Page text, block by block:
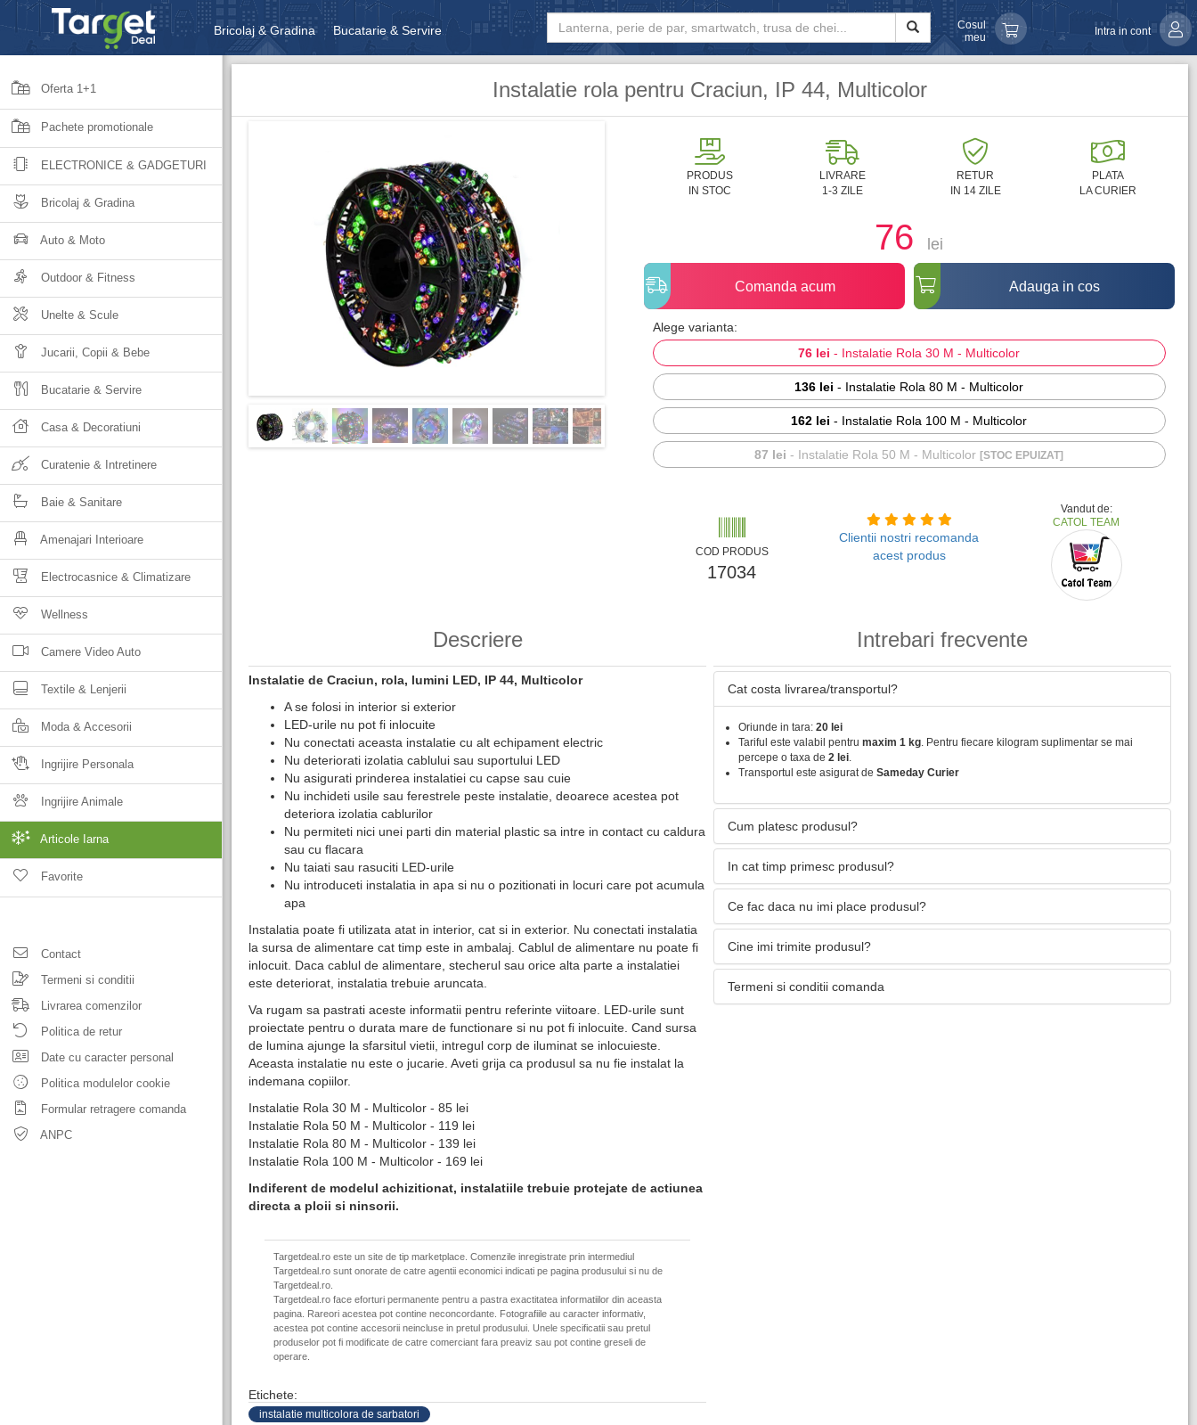
Bricolaj & Gradina Bucatarie & Servire
Unelte & Scule Jucarii, Copii & Bebe
Cosul
meu
Intra in cont
Oferta 1+1
Pachete promotionale
ELECTRONICE & GADGETURI
Bricolaj & Gradina
Auto & Moto
Outdoor & Fitness
Unelte & Scule
Jucarii, Copii & Bebe
Bucatarie & Servire
Casa & Decoratiuni
Curatenie & Intretinere
Baie & Sanitare
Amenajari Interioare
Electrocasnice & Climatizare
Wellness
Camere Video Auto
Textile & Lenjerii
Moda & Accesorii
Ingrijire Personala
Ingrijire Animale
Articole Iarna
Favorite
Contact
Termeni si conditii
Livrarea comenzilor
Politica de retur
Date cu caracter personal
Politica modulelor cookie
Formular retragere comanda
ANPC
Instalatie rola pentru Craciun, IP 44, Multicolor
PRODUS
IN STOC
LIVRARE
1-3 ZILE
RETUR
IN 14 ZILE
PLATA
LA CURIER
76 lei
Comanda acum Adauga in cos
Alege varianta:
76 lei - Instalatie Rola 30 M - Multicolor
136 lei - Instalatie Rola 80 M - Multicolor
162 lei - Instalatie Rola 100 M - Multicolor
87 lei - Instalatie Rola 50 M - Multicolor [STOC EPUIZAT]
COD PRODUS
17034
Clientii nostri recomanda
acest produs
Vandut de:
CATOL TEAM
Descriere
Instalatie de Craciun, rola, lumini LED, IP 44, Multicolor
A se folosi in interior si exterior
LED-urile nu pot fi inlocuite
Nu conectati aceasta instalatie cu alt echipament electric
Nu deteriorati izolatia cablului sau suportului LED
Nu asigurati prinderea instalatiei cu capse sau cuie
Nu inchideti usile sau ferestrele peste instalatie, deoarece acestea pot
deteriora izolatia cablurilor
Nu permiteti nici unei parti din material plastic sa intre in contact cu caldura
sau cu flacara
Nu taiati sau rasuciti LED-urile
Nu introduceti instalatia in apa si nu o pozitionati in locuri care pot acumula
apa
Instalatia poate fi utilizata atat in interior, cat si in exterior. Nu conectati instalatia
la sursa de alimentare cat timp este in ambalaj. Cablul de alimentare nu poate fi
inlocuit. Daca cablul de alimentare, stecherul sau orice alta parte a instalatiei
este deteriorat, instalatia trebuie aruncata.
Va rugam sa pastrati aceste informatii pentru referinte viitoare. LED-urile sunt
proiectate pentru o durata mare de functionare si nu pot fi inlocuite. Cand sursa
de lumina ajunge la sfarsitul vietii, intregul corp de iluminat se inlocuieste.
Aceasta instalatie nu este o jucarie. Aveti grija ca produsul sa nu fie instalat la
indemana copiilor.
Instalatie Rola 30 M - Multicolor - 85 lei
Instalatie Rola 50 M - Multicolor - 119 lei
Instalatie Rola 80 M - Multicolor - 139 lei
Instalatie Rola 100 M - Multicolor - 169 lei
Indiferent de modelul achizitionat, instalatiile trebuie protejate de actiunea
directa a ploii si ninsorii.
Targetdeal.ro este un site de tip marketplace. Comenzile inregistrate prin intermediul
Targetdeal.ro sunt onorate de catre agentii economici indicati pe pagina produsului si nu de
Targetdeal.ro.
Targetdeal.ro face eforturi permanente pentru a pastra exactitatea informatiilor din aceasta
pagina. Rareori acestea pot contine neconcordante. Fotografiile au caracter informativ,
acestea pot contine accesorii neincluse in pretul produsului. Unele specificatii sau pretul
produselor pot fi modificate de catre comerciant fara preaviz sau pot contine greseli de
operare.
Etichete:
instalatie multicolora de sarbatori
Intrebari frecvente
Cat costa livrarea/transportul?
Oriunde in tara: 20 lei
Tariful este valabil pentru maxim 1 kg. Pentru fiecare kilogram suplimentar se mai
percepe o taxa de 2 lei.
Transportul este asigurat de Sameday Curier
Cum platesc produsul?
In cat timp primesc produsul?
Ce fac daca nu imi place produsul?
Cine imi trimite produsul?
Termeni si conditii comanda